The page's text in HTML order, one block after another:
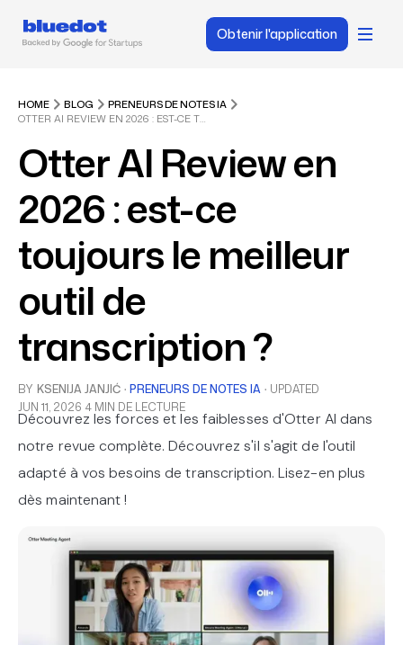
Obtenir l'application
HOME BLOG
PRENEURS DE NOTES IA
OTTER AI REVIEW EN 2026 : EST-CE TOUJOURS LE MEILLEUR OUTIL DE TRANSCRIPTION ?
Otter AI Review en
2026 : est-ce
toujours le meilleur
outil de
transcription ?
BY KSENIJA JANJIĆ · PRENEURS DE NOTES IA · UPDATED
JUN 11, 2026 4 MIN DE LECTURE
Découvrez les forces et les faiblesses d'Otter AI dans
notre revue complète. Découvrez s'il s'agit de l'outil
adapté à vos besoins de transcription. Lisez-en plus
dès maintenant !